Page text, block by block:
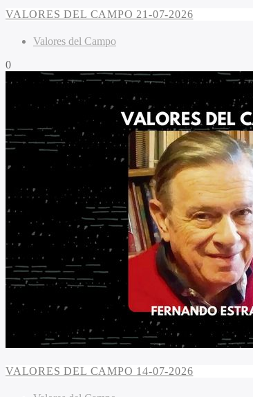
VALORES DEL CAMPO 21-07-2026
Valores del Campo
0
VALORES DEL CAMPO 14-07-2026